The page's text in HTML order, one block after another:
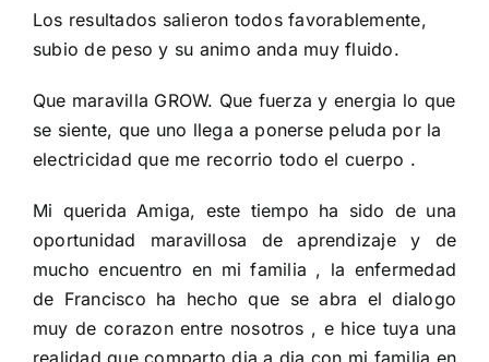
Los resultados salieron todos favorablemente,
subio de peso y su animo anda muy fluido.
Que maravilla GROW. Que fuerza y energia lo que
se siente, que uno llega a ponerse peluda por la
electricidad que me recorrio todo el cuerpo .
Mi querida Amiga, este tiempo ha sido de una
oportunidad maravillosa de aprendizaje y de
mucho encuentro en mi familia , la enfermedad
de Francisco ha hecho que se abra el dialogo
muy de corazon entre nosotros , e hice tuya una
realidad que comparto dia a dia con mi familia en